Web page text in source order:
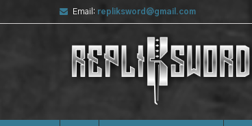
Email: repliksword@gmail.com